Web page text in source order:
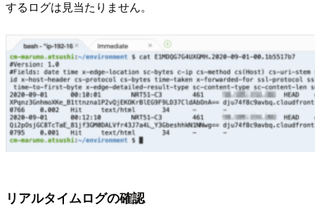
するログは見当たりません。
リアルタイムログの確認